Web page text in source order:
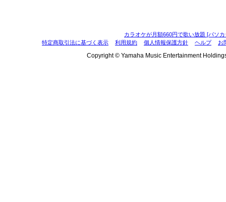
カラオケが月額660円で歌い放題 [パソ
特定商取引法に基づく表示
利用規約 個人情報保護方針 ヘルプ お
Copyright © Yamaha Music Entertainment